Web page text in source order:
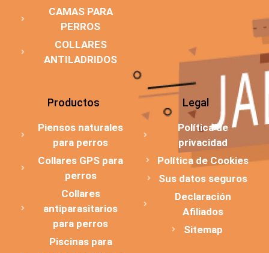
CAMAS PARA
PERROS
COLLARES
ANTILADRIDOS
Productos
Piensos naturales
para perros
Collares GPS para
perros
Collares
antiparasitarios
para perros
Piscinas para
Legal
Política de
privacidad
Política de Cookies
Sus datos seguros
Declaración
Afiliados
Sitemap